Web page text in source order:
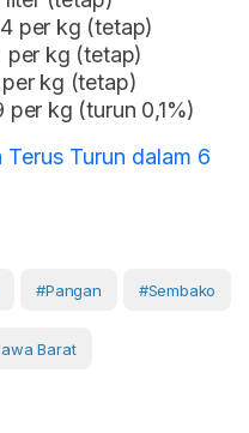
per kg (tetap)
per kg (tetap)
per kg (tetap)
per kg (turun 0,1%)
Turun dalam 6
#Pangan #Sembako
Barat